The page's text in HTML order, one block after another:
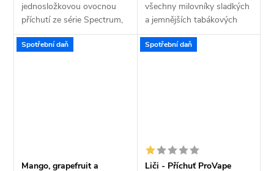
jednosložkovou ovocnou
příchutí ze série Spectrum,
která vám už při prvním
potahu učaruje svou
všechny milovníky sladkých
a jemnějších tabákových
směsí. Tradiční tabáková
chuť je tu zjemněna
Spotřební daň
Mango, grapefruit a
Spotřební daň
Liči - Příchuť ProVape